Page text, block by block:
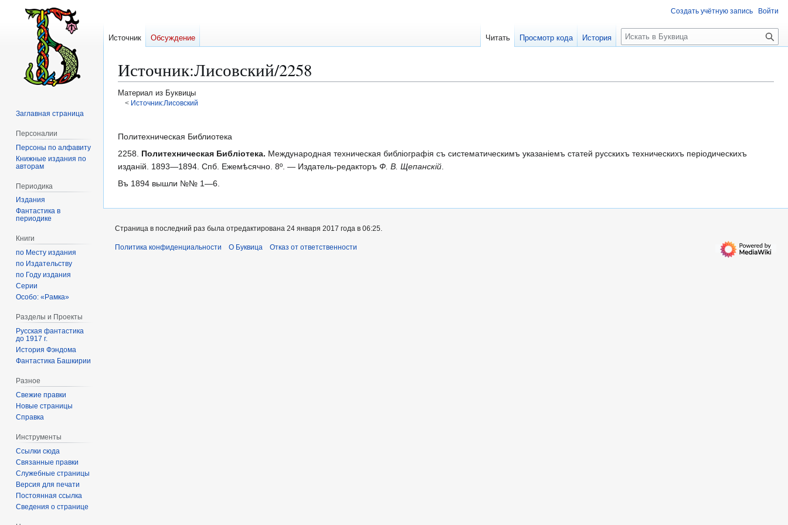
Источник:Лисовский/2258
Материал из Буквицы
< Источник:Лисовский
к
навигации
к
поиску
Политехническая Библиотека
2258. Политехническая Библіотека. Международная техническая библіографія съ систематическимъ указаніемъ статей русскихъ техническихъ періодическихъ
изданій. 1893—1894. Спб. Ежемѣсячно. 8º. — Издатель-редакторъ Ф. В. Щепанскій
Въ 1894 вышли №№ 1—6.
Создать учётную запись Войти
Источник Обсуждение Читать Просмотр кода История
П
о
к
Заглавная страница
Персоналии
Персоны по алфавиту
Книжные издания по
авторам
Периодика
Издания
Фантастика в
периодике
Книги
по Месту издания
по Издательству
по Году издания
Серии
Особо: «Рамка»
Разделы и Проекты
Русская фантастика
до 1917 г.
История Фэндома
Фантастика Башкирии
Разное
Свежие правки
Новые страницы
Справка
Инструменты
Ссылки сюда
Связанные правки
Служебные страницы
Версия для печати
Постоянная ссылка
Сведения о странице
Страница в последний раз была отредактирована 24 января 2017 года в 06:25.
Политика конфиденциальности О Буквица Отказ от ответственности